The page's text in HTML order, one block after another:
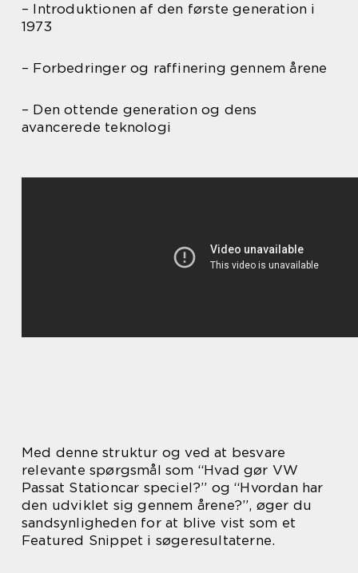
– Introduktionen af den første generation i
1973
– Forbedringer og raffinering gennem årene
– Den ottende generation og dens
avancerede teknologi
Med denne struktur og ved at besvare
relevante spørgsmål som “Hvad gør VW
Passat Stationcar speciel?” og “Hvordan har
den udviklet sig gennem årene?”, øger du
sandsynligheden for at blive vist som et
Featured Snippet i søgeresultaterne.